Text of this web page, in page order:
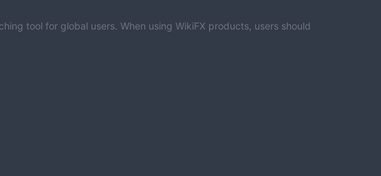
tool for global users. When using WikiFX products, users should